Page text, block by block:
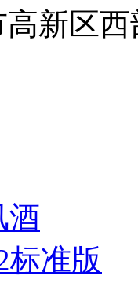
新区西
酒
标准版